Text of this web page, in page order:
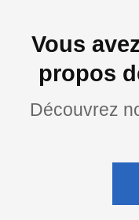
Vous
propos
Découvrez